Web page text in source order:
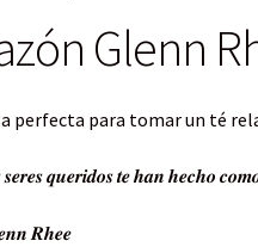
Glenn
perfecta para tomar un té
𝒒𝒖𝒆𝒓𝒊𝒅𝒐𝒔 𝒕𝒆 𝒉𝒂𝒏 𝒉𝒆𝒄𝒉𝒐 𝒄𝒐𝒎𝒐
𝑹𝒉𝒆𝒆